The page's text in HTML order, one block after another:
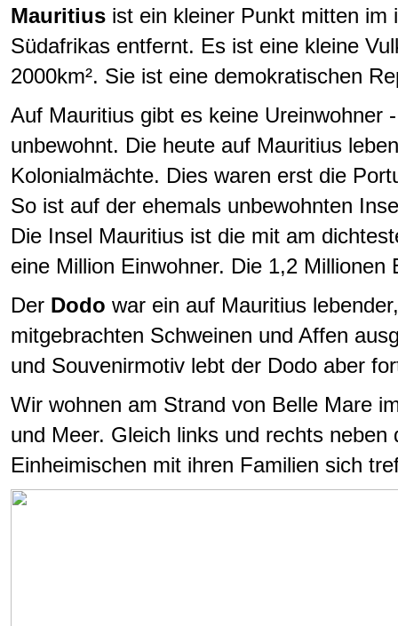
Mauritius ist ein kleiner Punkt mitten
Südafrikas entfernt. Es ist eine kleine
2000km². Sie ist eine demokratischen
Auf Mauritius gibt es keine Ureinwohner
unbewohnt. Die heute auf Mauritius
Kolonialmächte. Dies waren erst die
So ist auf der ehemals unbewohnten
Die Insel Mauritius ist die mit am
eine Million Einwohner. Die 1,2
Der Dodo war ein auf Mauritius
mitgebrachten Schweinen und Affen
und Souvenirmotiv lebt der Dodo aber
Wir wohnen am Strand von Belle Mare
und Meer. Gleich links und rechts
Einheimischen mit ihren Familien sich